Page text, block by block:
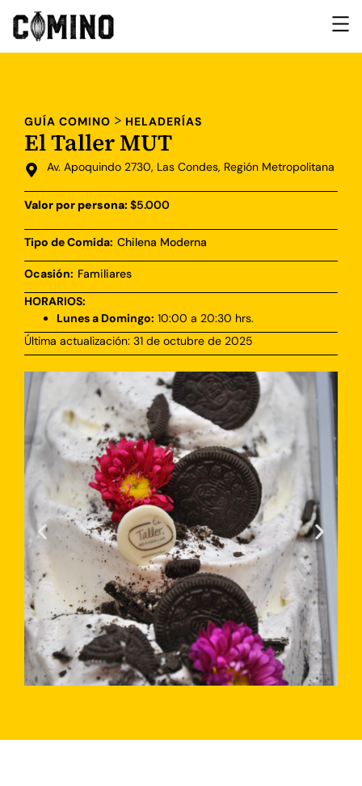
GUÍA COMINO > HELADERÍAS
El Taller MUT
Av. Apoquindo 2730, Las Condes, Región Metropolitana
Valor por persona: $5.000
Tipo de Comida: Chilena Moderna
Ocasión: Familiares
HORARIOS:
Lunes a Domingo: 10:00 a 20:30 hrs.
Última actualización: 31 de octubre de 2025